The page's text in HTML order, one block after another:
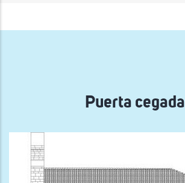
navegaciónPuerta cegada